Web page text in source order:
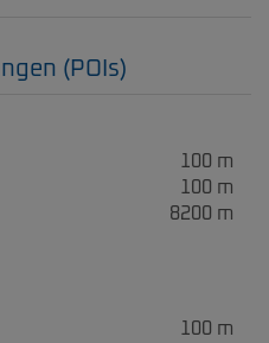
(POIs)
100 m
100 m
8200 m
100 m